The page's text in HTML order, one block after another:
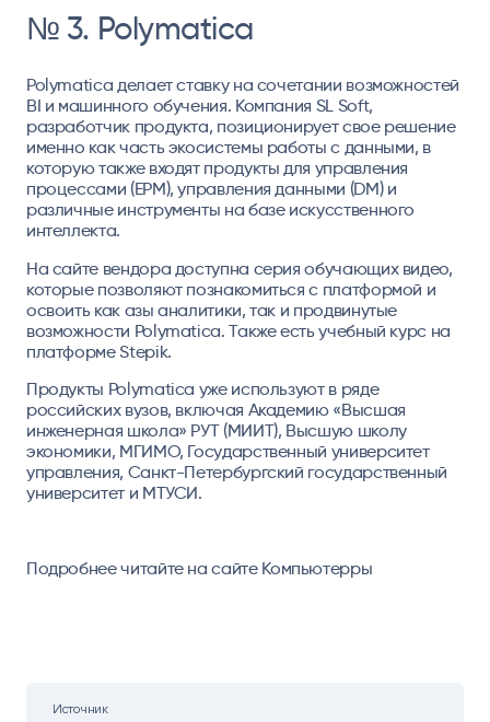
Источник
№ 3. Polymatica
Polymatica делает ставку на сочетании возможностей
BI и машинного обучения. Компания SL Soft,
разработчик продукта, позиционирует свое решение
именно как часть экосистемы работы с данными, в
которую также входят продукты для управления
процессами (EPM), управления данными (DM) и
различные инструменты на базе искусственного
интеллекта.
На сайте вендора доступна серия обучающих видео,
которые позволяют познакомиться с платформой и
освоить как азы аналитики, так и продвинутые
возможности Polymatica. Также есть учебный курс на
платформе Stepik.
Продукты Polymatica уже используют в ряде
российских вузов, включая Академию «Высшая
инженерная школа» РУТ (МИИТ), Высшую школу
экономики, МГИМО, Государственный университет
управления, Санкт-Петербургский государственный
университет и МТУСИ.
Подробнее читайте на сайте Компьютерры